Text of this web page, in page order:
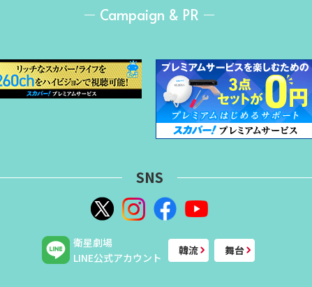
Campaign & PR
SNS
衛星劇場
LINE公式アカウント
韓流 舞台